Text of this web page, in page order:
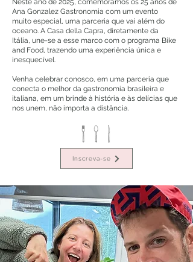
Neste ano de 2025, comemoramos os 25 anos de
Ana Gonzalez Gastronomia com um evento
muito especial, uma parceria que vai além do
oceano. A Casa della Capra, diretamente da
Itália, une-se a esse marco com o programa Bike
and Food, trazendo uma experiência única e
inesquecível.
Venha celebrar conosco, em uma parceria que
conecta o melhor da gastronomia brasileira e
italiana, em um brinde à história e às delícias que
nos unem, não importa a distância.
Inscreva-se